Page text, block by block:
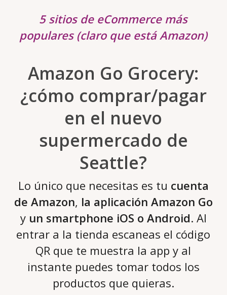
5 sitios de eCommerce más
populares (claro que está Amazon)
Amazon Go Grocery:
¿cómo comprar/pagar
en el nuevo
supermercado de
Seattle?
Lo único que necesitas es tu cuenta
de Amazon, la aplicación Amazon Go
y un smartphone iOS o Android. Al
entrar a la tienda escaneas el código
QR que te muestra la app y al
instante puedes tomar todos los
productos que quieras.